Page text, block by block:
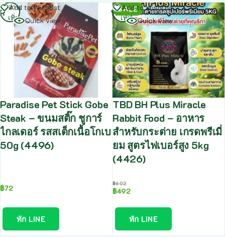
Add to Wishlist
Quick view
Paradise Pet Stick Gobe
Steak – ขนมสติ๊ก ชูการ์
ไกลเดอร์ รสสเต็กเนื้อโกเบ
50g (4496)
฿72
ทัก LINE
อ่าน
เพิ่ม
SALE
Add to Wishlist
Quick view
TBD BH Plus Miracle
Rabbit Food – อาหาร
สำหรับกระต่าย เกรดพรีเมี่
ยม สูตรไฟเบอร์สูง 5kg
(4426)
฿602
฿492
ทัก LINE
อ่าน
เพิ่ม